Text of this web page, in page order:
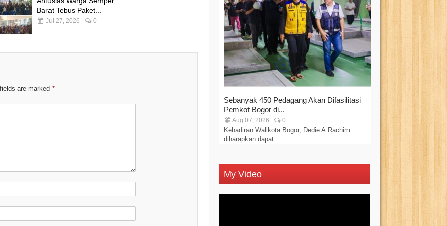
Barat Tebus Paket...
Jul 27, 2026 0
are marked *
Sebanyak 450 Pedagang Akan Difasilitasi
Pemkot Bogor di...
Aug 07, 2026 0
Kehadiran Walikota Bogor, Dedie A.Rachim
diharapkan dapat...
PPAD Kota
“Perkuat
Aug 07, 2026
Persatuan
Kota Bogor...
My Video